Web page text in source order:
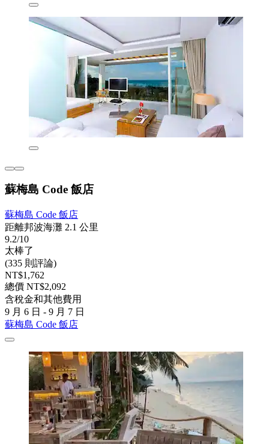
蘇梅島 Code 飯店
蘇梅島 Code 飯店
距離邦波海灘 2.1 公里
9.2/10
太棒了
(335 則評論)
NT$1,762
總價 NT$2,092
含稅金和其他費用
9 月 6 日 - 9 月 7 日
蘇梅島 Code 飯店